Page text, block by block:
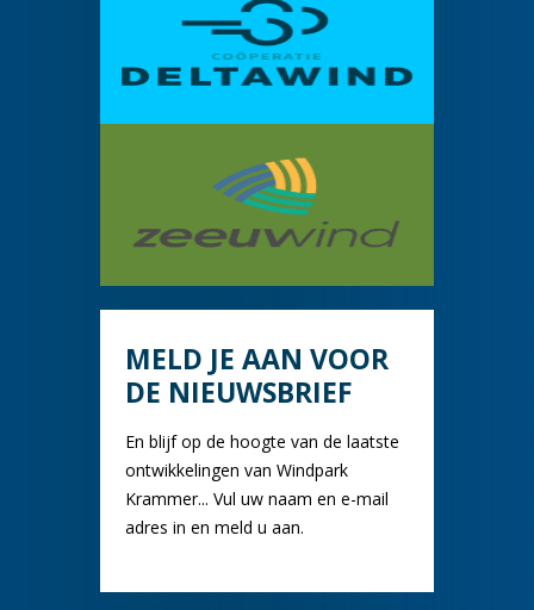
MELD JE AAN VOOR
DE NIEUWSBRIEF
En blijf op de hoogte van de laatste
ontwikkelingen van Windpark
Krammer... Vul uw naam en e-mail
adres in en meld u aan.